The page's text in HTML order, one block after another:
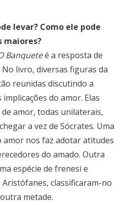
levar? Como ele pode
maiores?
Banqueteé a resposta de
livro, diversas figuras da
reunidas discutindo a
do amor. Elas
amor, todas unilaterais,
a vez de Sócrates. Uma
amor nos faz adotar atitudes
do amado. Outra
espécie de frenesi e
classificaram-no
metade.